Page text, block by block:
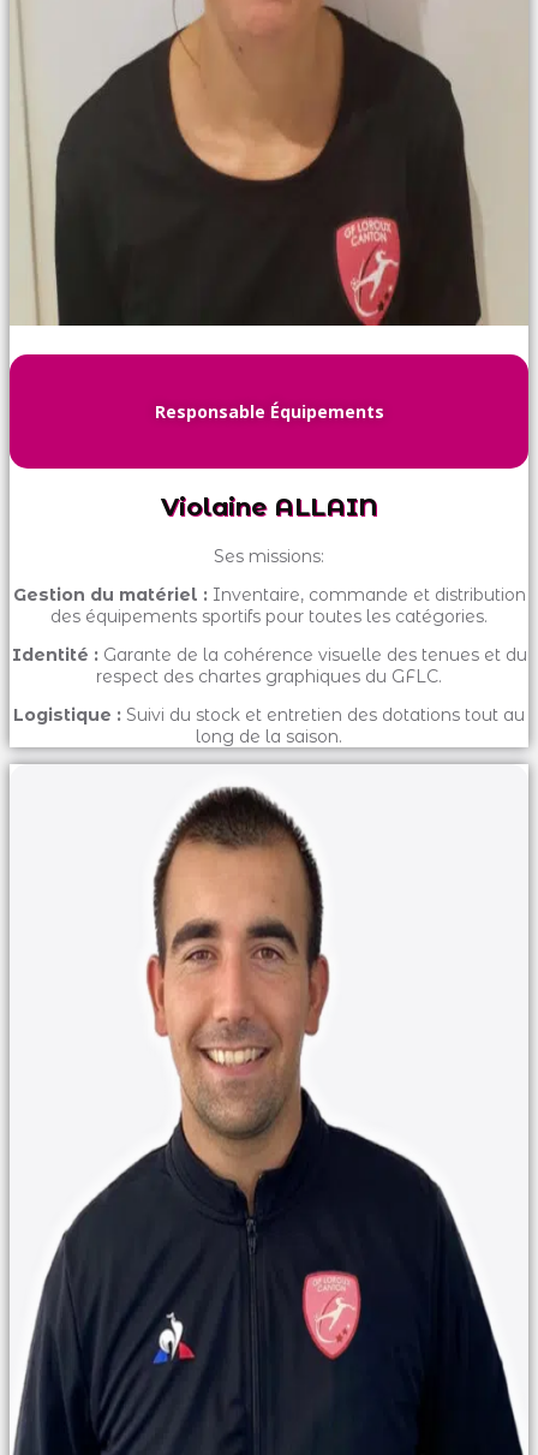
Responsable Équipements
Violaine ALLAIN
Ses missions:
Gestion du matériel :Inventaire, commande et distribution
des équipements sportifs pour toutes les catégories.
Identité :Garante de la cohérence visuelle des tenues et du
respect des chartes graphiques du GFLC.
Logistique : Suivi du stock et entretien des dotations tout au
long de la saison.